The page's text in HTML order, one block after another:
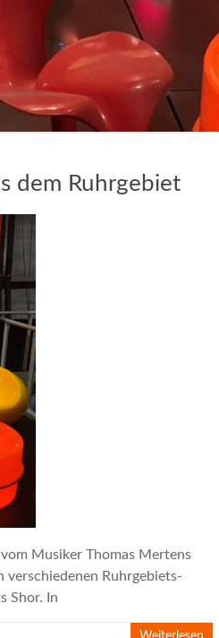
dem Ruhrgebiet
Musiker Thomas Mertens
verschiedenen Ruhrgebiets-
Shor. In